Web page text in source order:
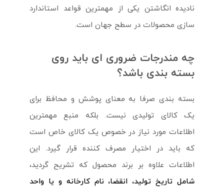
نادیده انگاشتن یکی از مهمترین قواعد استاندارد
سازی محصولات در سطح جهان است.
چه مندرجات ضروری ای باید روی
بسته بندی باشد؟
بسته بندی صرفا به معنای پوشش و محافظ برای
یک کالای تولیدی نیست. بلکه منبع مهمترین
اطلاعات مورد نیاز در خصوص یک کالای خاص است
که باید در اختیار مصرف کننده قرار گیرد. این
اطلاعات علاوه بر برند محصول که تشریح گردید،
شامل تاریخ تولید، انقضا، نام کارخانه و یا واحد